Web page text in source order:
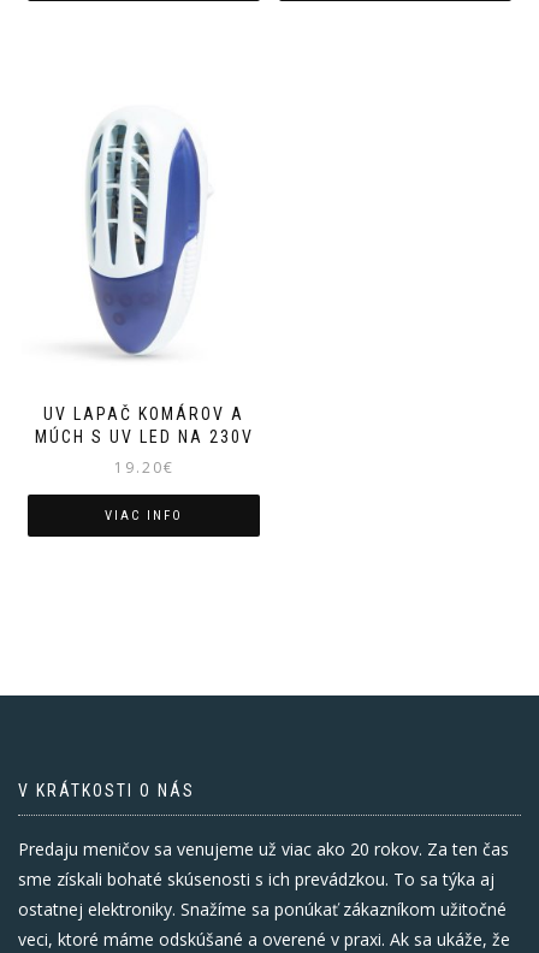
UV LAPAČ KOMÁROV A
MÚCH S UV LED NA 230V
19.20€
VIAC INFO
V KRÁTKOSTI O NÁS
Predaju meničov sa venujeme už viac ako 20 rokov. Za ten čas
sme získali bohaté skúsenosti s ich prevádzkou. To sa týka aj
ostatnej elektroniky. Snažíme sa ponúkať zákazníkom užitočné
veci, ktoré máme odskúšané a overené v praxi. Ak sa ukáže, že